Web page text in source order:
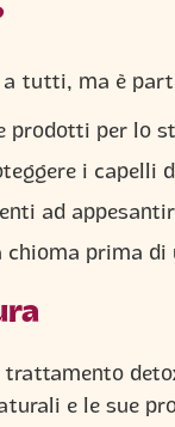
tutti, ma è
prodotti per lo
i capelli
ad
chioma prima
e le sue